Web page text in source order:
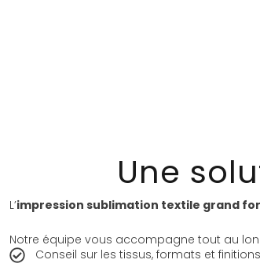
Une
L’impression sublimation textile grand
Notre équipe vous accompagne tout au
Conseil sur les tissus, formats et finitions